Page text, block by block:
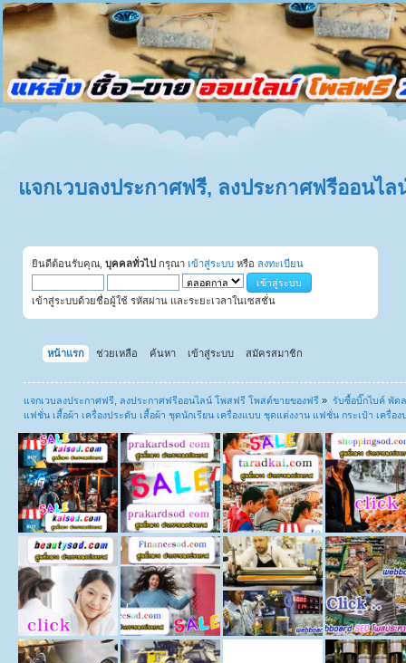
แจกเวบลงประกาศฟรี, ลงประกาศฟรีออนไ
ยินดีต้อนรับคุณ, บุคคลทั่วไป กรุณา เข้าสู่ระบบ หรือ ลงทะเบียน
เข้าสู่ระบบด้วยชื่อผู้ใช้ รหัสผ่าน และระยะเวลาในเซสชั่น
หน้าแรก ช่วยเหลือ ค้นหา เข้าสู่ระบบ สมัครสมาชิก
แจกเวบลงประกาศฟรี, ลงประกาศฟรีออนไลน์ โพสฟรี โพสต์ขายของฟรี » รับซื้อบิ๊กไบค์ พัด
แฟชั่น เสื้อผ้า เครื่องประดับ เสื้อผ้า ชุดนักเรียน เครื่องแบบ ชุดแต่งงาน แฟชั่น กระเป๋า เครื่